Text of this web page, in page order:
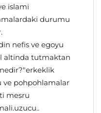
islami
durumu
nefis ve egoyu
altinda tutmaktan
ve pohpohlamalar
mesru